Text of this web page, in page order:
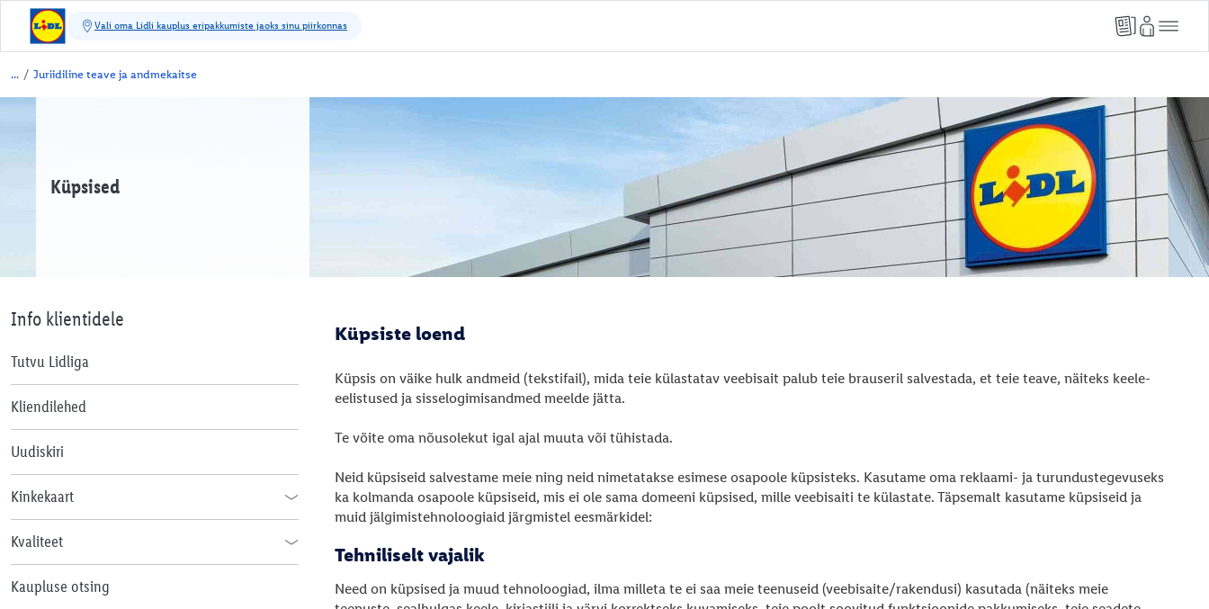
/ Juriidiline teave ja andmekaitse
Küpsised
Info klientidele
Tutvu Lidliga
Kliendilehed
Uudiskiri
Kinkekaart
Kinkekaartide tellimine juriidilistele
isikutele
Kvaliteet
Tööstuskaupade kvaliteedimärgid
Kaupluse otsing
Küpsiste loend
Küpsis on väike hulk andmeid (tekstifail), mida teie külastatav veebisait palub teie brauseril salvestada, et teie teave, näiteks keele-
eelistused ja sisselogimisandmed meelde jätta.
Te võite oma nõusolekut igal ajal muuta või tühistada.
Neid küpsiseid salvestame meie ning neid nimetatakse esimese osapoole küpsisteks. Kasutame oma reklaami- ja turundustegevuseks
ka kolmanda osapoole küpsiseid, mis ei ole sama domeeni küpsised, mille veebisaiti te külastate. Täpsemalt kasutame küpsiseid ja
muid jälgimistehnoloogiaid järgmistel eesmärkidel:
Tehniliselt vajalik
Need on küpsised ja muud tehnoloogiad, ilma milleta te ei saa meie teenuseid (veebisaite/rakendusi) kasutada (näiteks meie